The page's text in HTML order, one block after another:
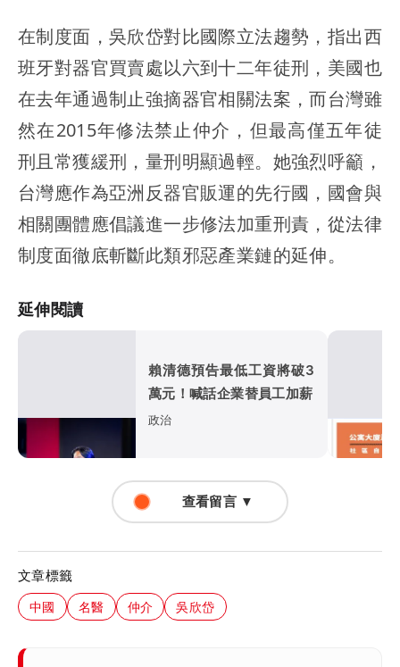
在制度面，吳欣岱對比國際立法趨勢，指出西
班牙對器官買賣處以六到十二年徒刑，美國也
在去年通過制止強摘器官相關法案，而台灣雖
然在2015年修法禁止仲介，但最高僅五年徒
刑且常獲緩刑，量刑明顯過輕。她強烈呼籲，
台灣應作為亞洲反器官販運的先行國，國會與
相關團體應倡議進一步修法加重刑責，從法律
制度面徹底斬斷此類邪惡產業鏈的延伸。
延伸閱讀
賴清德預告最低工資將破3
萬元！喊話企業替員工加薪
政治
查看留言 ▼
文章標籤
中國 名醫 仲介 吳欣岱